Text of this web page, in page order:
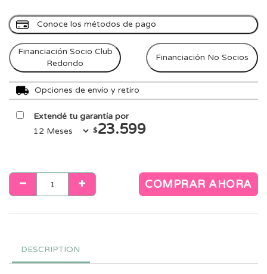
Conoce los métodos de pago
Financiación Socio Club
Redondo
Financiación No Socios
Opciones de envío y retiro
Extendé tu garantía por
$23.599
COMPRAR AHORA
DESCRIPTION